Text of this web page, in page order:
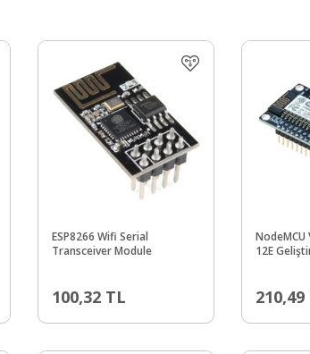
ESP8266 Wifi Serial
Transceiver Module
100,32 TL
NodeMCU
12E
210,49